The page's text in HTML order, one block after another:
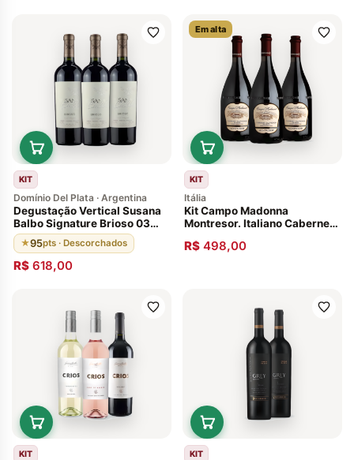
KIT
Domínio Del Plata · Argentina
Degustação Vertical Susana
Balbo Signature Brioso 03
Garrafas 95 pontos Região
Agrelo, Luján de Cuyo
Agentina
★95pts · Descorchados
R$ 618,00
Em alta
KIT
Itália
Kit Campo Madonna
Montresor. Italiano Cabernet
R$ 498,00
KIT KIT